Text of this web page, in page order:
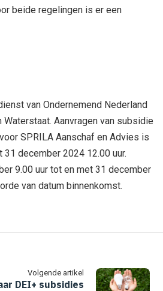
beide regelingen is er een
van Ondernemend Nederland
Aanvragen van subsidie
SPRILA Aanschaf en Advies is
december 2024 12.00 uur.
9.00 uur tot en met 31 december
van datum binnenkomst.
Volgende artikel
DEI+ subsidies